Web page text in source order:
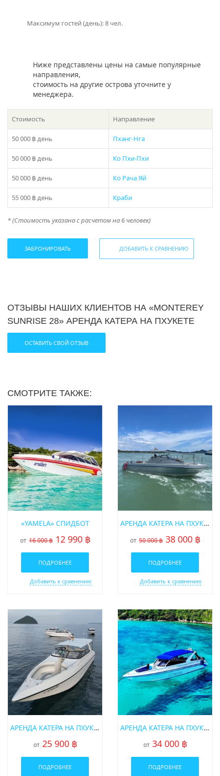
Катер «Monterey Sunrise 28» оборудован всем
Аренда скоростного катера «Monterey Sunrise 28» на
Пхукете – это возможность создать незабываемые
моменты с друзьями и близкими. Поймайте волну
адреналина, прокатитесь на водных лыжах или банане,
исследуйте подводный мир сноркелингом или просто
наслаждайтесь спокойной прогулкой по морю.
Мы предлагаем гибкую систему бронирования и
доступные цены на аренду «Monterey Sunrise 28». Наша
команда с удовольствием поможет Вам выбрать
оптимальное время и длительность проката, чтобы
Ваше путешествие было максимально комфортным и
удовлетворяло всем вашим потребностям.
Не упустите возможность испытать настоящий морской
экстрим и насладиться красотами Пхукета на
скоростном катере «Monterey Sunrise 28». Забронируйте
прямо сейчас и создайте незабываемые воспоминания!
Причал: Boat Lagoon
островов! Либо наш менеджер предложит вам
варианты исходя из ваших пожеланий – просто
закажите звонок или наберите телефон в шапке сайта!
* Цены на пик сезона (15 декабря — 20 января) уточняйте у
менеджера
Максимум гостей (день): 8 чел.
Ниже представлены цены на самые популярные
направления,
стоимость на другие острова уточните у
менеджера.
Стоимость Направление
50 000 ฿день Пханг-Нга
50 000 ฿день Ко Пхи-Пхи
50 000 ฿день Ко Рача Яй
55 000 ฿день Краби
* (Стоимость указана с расчетом на 6 человек)
ЗАБРОНИРОВАТЬ ДОБАВИТЬ К СРАВНЕНИЮ
ОТЗЫВЫ НАШИХ КЛИЕНТОВ НА «MONTEREY
SUNRISE 28» АРЕНДА КАТЕРА НА ПХУКЕТЕ
ОСТАВИТЬ СВОЙ ОТЗЫВ
СМОТРИТЕ ТАКЖЕ:
«YAMELA» СПИДБОТ
от 16 000 ฿ 12 990 ฿
ПОДРОБНЕЕ
Добавить к сравнению
АРЕНДА КАТЕРА НА ПХУКЕТЕ SRISUWAN 37 ФУТОВ
от 50 000 ฿ 38 000 ฿
ПОДРОБНЕЕ
Добавить к сравнению
АРЕНДА КАТЕРА НА ПХУКЕТЕ «GAMBIT»
от 25 900 ฿
ПОДРОБНЕЕ
АРЕНДА КАТЕРА НА ПХУКЕТЕ OFFSPRAY
от 34 000 ฿
ПОДРОБНЕЕ